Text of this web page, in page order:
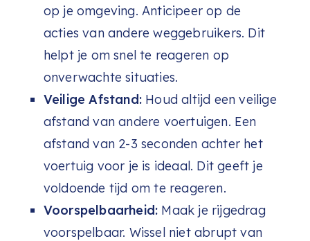
op je omgeving. Anticipeer op de
acties van andere weggebruikers. Dit
helpt je om snel te reageren op
onverwachte situaties.
Veilige Afstand: Houd altijd een veilige
afstand van andere voertuigen. Een
afstand van 2-3 seconden achter het
voertuig voor je is ideaal. Dit geeft je
voldoende tijd om te reageren.
Voorspelbaarheid: Maak je rijgedrag
voorspelbaar. Wissel niet abrupt van